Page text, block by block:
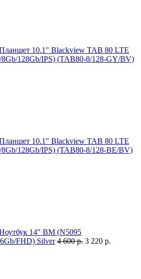
10.1" Blackview TAB 80 LTE
128Gb/IPS) (TAB80-8/128-GY/BV)
10.1" Blackview TAB 80 LTE
128Gb/IPS) (TAB80-8/128-BE/BV)
14" BM (N5095
FHD) Silver 4 600 р. 3 220 р.